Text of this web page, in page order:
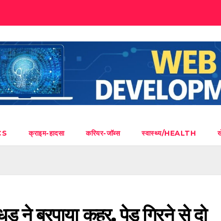
क्राइम-हादसा करियर-जॉब्स स्वास्थ्य/HEALTH
ने बरपाया कहर, पेड़ गिरने से दो